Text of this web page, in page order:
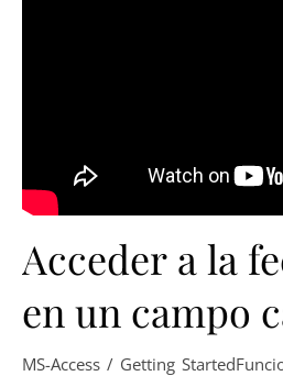
Acceder a la
en un campo
MS-Access / Getting